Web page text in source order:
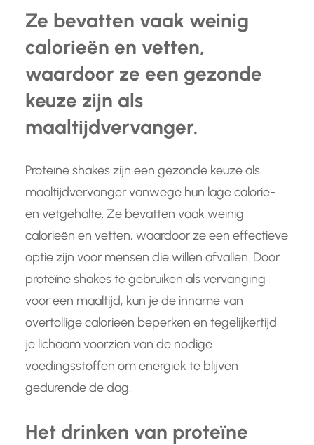
Ze bevatten vaak weinig
calorieën en vetten,
waardoor ze een gezonde
keuze zijn als
maaltijdvervanger.
Proteïne shakes zijn een gezonde keuze als
maaltijdvervanger vanwege hun lage calorie-
en vetgehalte. Ze bevatten vaak weinig
calorieën en vetten, waardoor ze een effectieve
optie zijn voor mensen die willen afvallen. Door
proteïne shakes te gebruiken als vervanging
voor een maaltijd, kun je de inname van
overtollige calorieën beperken en tegelijkertijd
je lichaam voorzien van de nodige
voedingsstoffen om energiek te blijven
gedurende de dag.
Het drinken van proteïne